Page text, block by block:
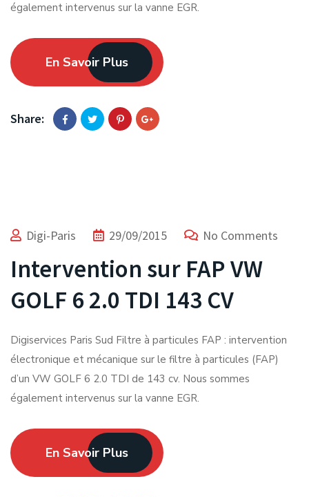
également intervenus sur la vanne EGR.
En Savoir Plus
Share:
Digi-Paris 29/09/2015 No Comments
Intervention sur FAP VW
GOLF 6 2.0 TDI 143 CV
Digiservices Paris Sud Filtre à particules FAP : intervention
électronique et mécanique sur le filtre à particules (FAP)
d’un VW GOLF 6 2.0 TDI de 143 cv. Nous sommes
également intervenus sur la vanne EGR.
En Savoir Plus